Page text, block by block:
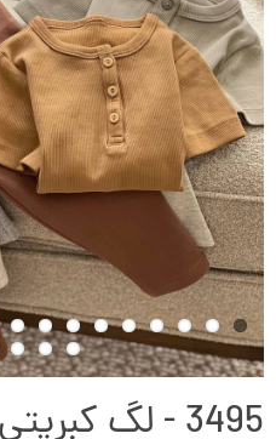
3495 - لگ کبریتی L&D